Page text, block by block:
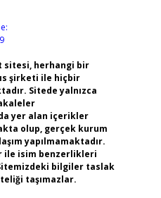
sitesi, herhangi bir
şirketi ile hiçbir
Sitede yalnızca
yer alan içerikler
olup, gerçek kurum
yapılmamaktadır.
ile isim benzerlikleri
bilgiler taslak
taşımazlar.